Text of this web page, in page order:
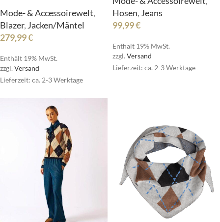
Mode- & Accessoirewelt,
Blazer, Jacken/Mäntel
279,99€
Enthält 19% MwSt.
zzgl. Versand
Lieferzeit: ca. 2-3 Werktage
Hosen, Jeans
99,99€
Enthält 19% MwSt.
zzgl. Versand
Lieferzeit: ca. 2-3 Werktage